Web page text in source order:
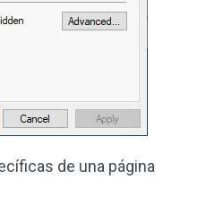
de una página